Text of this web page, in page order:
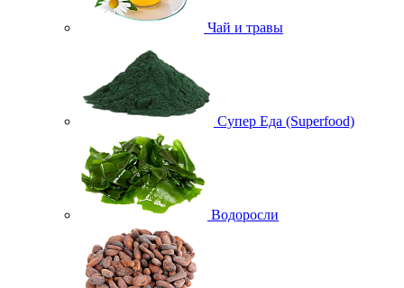
Чай и травы
Супер Еда (Superfood)
Водоросли